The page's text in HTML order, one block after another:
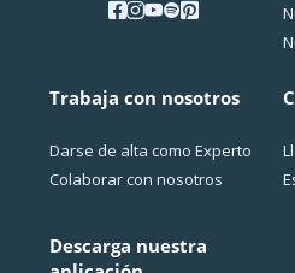
Trabaja con nosotros
Darse de alta como Experto
Colaborar con nosotros
Descarga nuestra